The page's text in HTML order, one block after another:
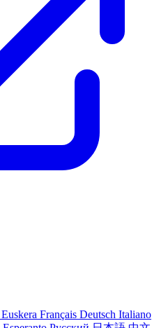
Euskera Français Deutsch Italiano